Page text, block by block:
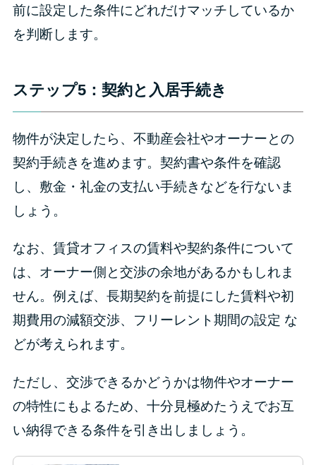
前に設定した条件にどれだけマッチしているか
を判断します。
ステップ5：契約と入居手続き
物件が決定したら、不動産会社やオーナーとの
契約手続きを進めます。契約書や条件を確認
し、敷金・礼金の支払い手続きなどを行ないま
しょう。
なお、賃貸オフィスの賃料や契約条件について
は、オーナー側と交渉の余地があるかもしれま
せん。例えば、長期契約を前提にした賃料や初
期費用の減額交渉、フリーレント期間の設定 な
どが考えられます。
ただし、交渉できるかどうかは物件やオーナー
の特性にもよるため、十分見極めたうえでお互
い納得できる条件を引き出しましょう。